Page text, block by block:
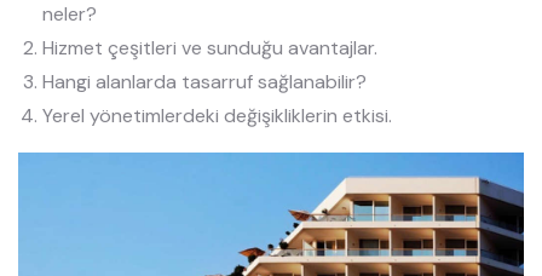
neler?
Hizmet çeşitleri ve sunduğu avantajlar.
Hangi alanlarda tasarruf sağlanabilir?
Yerel yönetimlerdeki değişikliklerin etkisi.